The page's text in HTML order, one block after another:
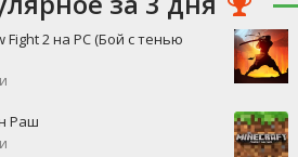
Fight 2 на PC (Бой с тенью
Раш